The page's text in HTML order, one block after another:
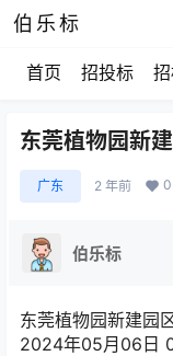
伯乐标
首页 招投标
东莞植物园新
广东 2 年前 0
伯乐标
东莞植物园新建园
2024年05月06日